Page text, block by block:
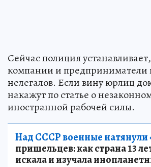
Сейчас полиция
компании и предприниматели
нелегалов. Если вину юрлиц
накажут по статье о
иностранной рабочей силы.
Над СССР военные натянули
пришельцев: как страна 13
искала и изучала